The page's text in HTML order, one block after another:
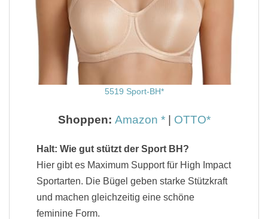
5519 Sport-BH
Shoppen: Amazon | OTTO
Halt: Wie gut stützt der Sport BH?
Hier gibt es Maximum Support für High Impact
Sportarten. Die Bügel geben starke Stützkraft
und machen gleichzeitig eine schöne
feminine Form.